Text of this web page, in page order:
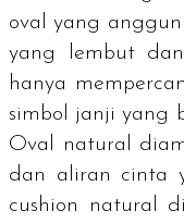
ovalyang
yang lembut
hanya
simbol janji yang
Oval natural
dan aliran cinta
cushion natural